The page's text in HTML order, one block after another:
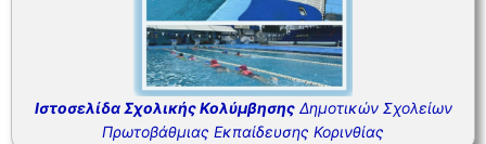
Ιστοσελίδα Σχολικής ΚολύμβησηςΔημοτικών Σχολείων
Πρωτοβάθμιας Εκπαίδευσης Κορινθίας